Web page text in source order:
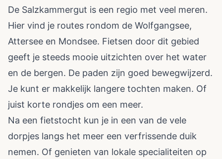
De Salzkammergut is een regio met veel meren.
Hier vind je routes rondom de Wolfgangsee,
Attersee en Mondsee. Fietsen door dit gebied
geeft je steeds mooie uitzichten over het water
en de bergen. De paden zijn goed bewegwijzerd.
Je kunt er makkelijk langere tochten maken. Of
juist korte rondjes om een meer.
Na een fietstocht kun je in een van de vele
dorpjes langs het meer een verfrissende duik
nemen. Of genieten van lokale specialiteiten op